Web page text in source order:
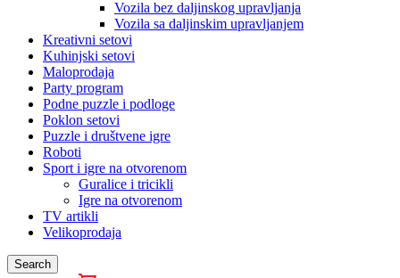
Vozila bez daljinskog upravljanja
Vozila sa daljinskim upravljanjem
Kreativni setovi
Kuhinjski setovi
Maloprodaja
Party program
Podne puzzle i podloge
Poklon setovi
Puzzle i društvene igre
Roboti
Sport i igre na otvorenom
Guralice i tricikli
Igre na otvorenom
TV artikli
Velikoprodaja
Search